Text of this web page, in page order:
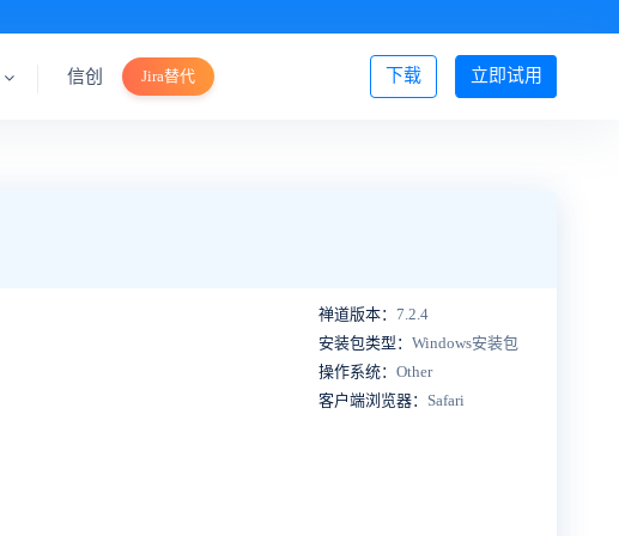
立即试用
下载
信创 Jira替代 登录/注册
禅道版本： 7.2.4
安装包类型： Windows安装包
操作系统： Other
客户端浏览器： Safari